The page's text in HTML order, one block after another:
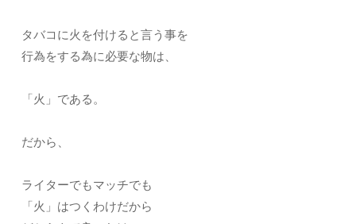
タバコに火を付けると言う事を
行為をする為に必要な物は、
「火」である。
だから、
ライターでもマッチでも
「火」はつくわけだから